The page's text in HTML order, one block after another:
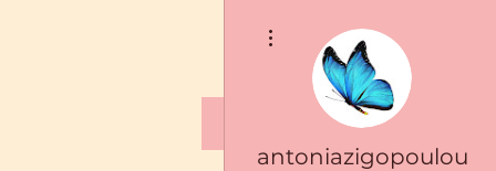
Νέα & Ανακοινώσεις
antoniazigopoulou